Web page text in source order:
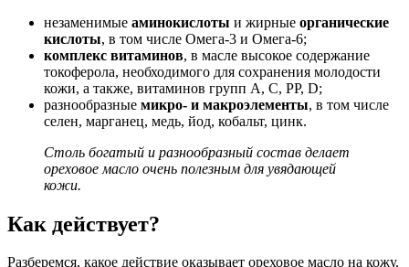
незаменимые аминокислоты и жирные органические
кислоты, в том числе Омега-3 и Омега-6;
комплекс витаминов, в масле высокое содержание
токоферола, необходимого для сохранения молодости
кожи, а также, витаминов групп A, C, PP, D;
разнообразные микро- и макроэлементы, в том числе
селен, марганец, медь, йод, кобальт, цинк.
Столь богатый и разнообразный состав делает
ореховое масло очень полезным для увядающей
кожи.
Как действует?
Разберемся, какое действие оказывает ореховое масло на кожу.